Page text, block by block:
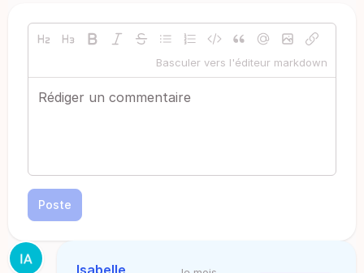
Basculer vers l'éditeur markdown
Poste
Isabelle